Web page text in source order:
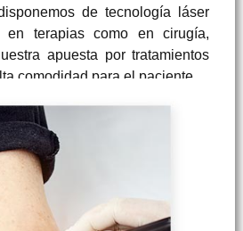
de tecnología láser
en terapias como en cirugía,
apuesta por tratamientos
comodidad para el paciente.